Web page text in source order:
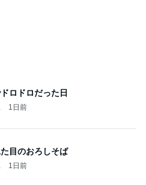
ロドロだった日
1日前
目のおろしそば
1日前